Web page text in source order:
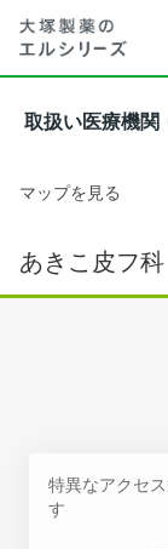
取扱い医療機関
マップを見る
あきこ皮フ科
特異なアクセ
す